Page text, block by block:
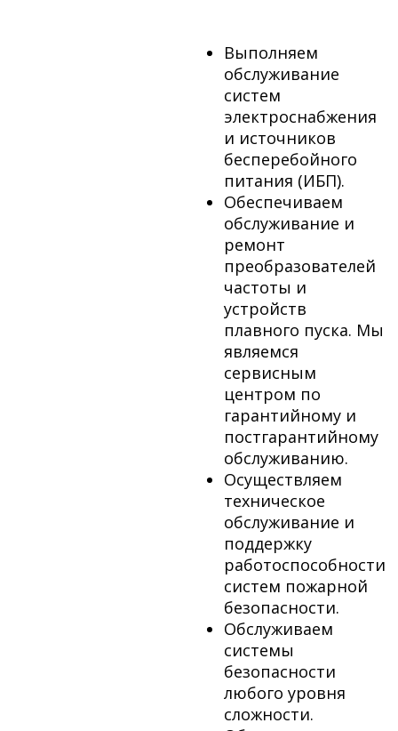
Выполняем
обслуживание
систем
электроснабжения
и источников
бесперебойного
питания (ИБП).
Обеспечиваем
обслуживание и
ремонт
преобразователей
частоты и
устройств
плавного пуска. Мы
являемся
сервисным
центром по
гарантийному и
постгарантийному
обслуживанию.
Осуществляем
техническое
обслуживание и
поддержку
работоспособности
систем пожарной
безопасности.
Обслуживаем
системы
безопасности
любого уровня
сложности.